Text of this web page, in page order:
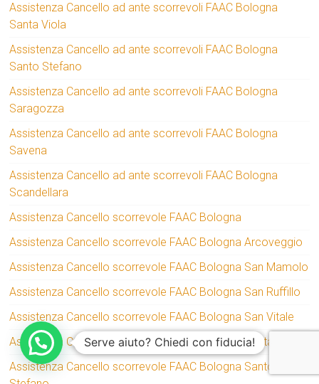
Assistenza Cancello ad ante scorrevoli FAAC Bologna
Santa Viola
Assistenza Cancello ad ante scorrevoli FAAC Bologna
Santo Stefano
Assistenza Cancello ad ante scorrevoli FAAC Bologna
Saragozza
Assistenza Cancello ad ante scorrevoli FAAC Bologna
Savena
Assistenza Cancello ad ante scorrevoli FAAC Bologna
Scandellara
Assistenza Cancello scorrevole FAAC Bologna
Assistenza Cancello scorrevole FAAC Bologna Arcoveggio
Assistenza Cancello scorrevole FAAC Bologna San Mamolo
Assistenza Cancello scorrevole FAAC Bologna San Ruffillo
Assistenza Cancello scorrevole FAAC Bologna San Vitale
Assistenza Cancello scorrevole FAAC Bologna Santa Viola
Assistenza Cancello scorrevole FAAC Bologna Santo
Serve aiuto? Chiedi con fiducia!